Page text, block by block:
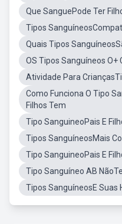
Que SanguePode Ter
Tipos
Quais Tipos
OS Tipos Sanguíneos O+
Atividade Para
Como Funciona O Tipo
Filhos Tem
Tipo SanguineoPais E
Tipos SanguíneosMais
Tipo SanguineoPais E
Tipo Sanguíneo AB
Tipos SanguíneosE Suas